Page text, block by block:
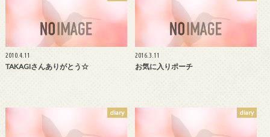
2010.4.11
TAKAGIさんありがとう☆
2016.3.11
お気に入りポーチ
diary diary